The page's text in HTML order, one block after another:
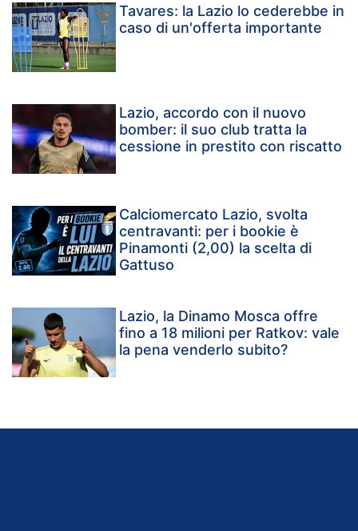
Tavares: la Lazio lo cederebbe in
caso di un'offerta importante
Lazio, accordo con il nuovo
bomber: il suo club tratta la
cessione in prestito con riscatto
Calciomercato Lazio, svolta
centravanti: per i bookie è
Pinamonti (2,00) la scelta di
Gattuso
Lazio, la Dinamo Mosca offre
fino a 18 milioni per Ratkov: vale
la pena venderlo subito?